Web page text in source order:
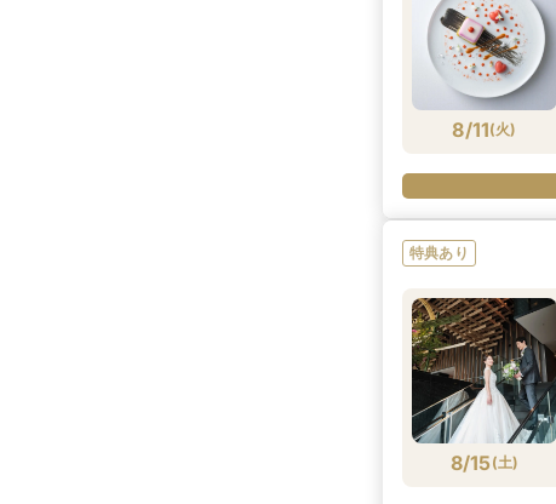
8/11(火)
特典あり
8/15(土)